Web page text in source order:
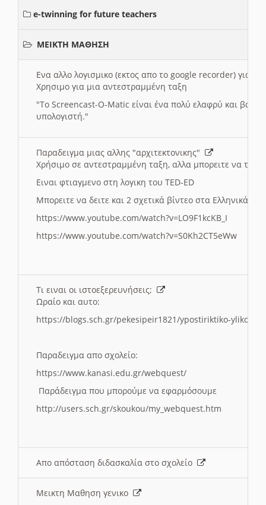
e-twinning for future teachers
ΜΕΙΚΤΗ ΜΑΘΗΣΗ
Ενα αλλο λογισμικο (εκτος απο το google recorder) για
Χρησιμο για μια αντεστραμμένη ταξη
"To Screencast-O-Matic είναι ένα πολύ ελαφρύ και
υπολογιστή."
Παραδειγμα μιας αλλης "αρχιτεκτονικης"
Χρήσιμο σε αντεστραμμένη ταξη, αλλα μπορειτε να το
Ειναι φτιαγμενο στη λογικη του TED-ED
Μπορειτε να δειτε και 2 σχετικά βίντεο στα Ελληνικά:
https://www.youtube.com/watch?v=LO9F1kcKB_I
https://www.youtube.com/watch?v=S0Kh2CT5eWw
Τι ειναι οι ιστοεξερευνήσεις;
Ωραίο και αυτο:
https://blogs.sch.gr/pekesipeir1821/ypostiriktiko-yliko/
Παραδειγμα απο σχολείο:
https://www.kanasi.edu.gr/webquest/
Παράδειγμα που μπορούμε να εφαρμόσουμε
http://users.sch.gr/skoukou/my_webquest.htm
Απο απόσταση διδασκαλία στο σχολείο
Μεικτη Μαθηση γενικο